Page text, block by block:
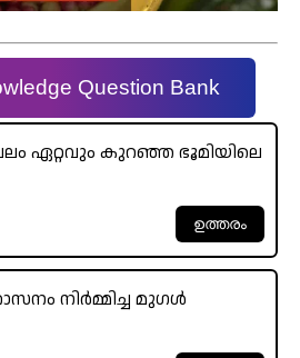
Question Bank
ഏറ്റവും കുറഞ്ഞ ഭൂമിയിലെ
നിർമ്മിച്ച മുഗൾ